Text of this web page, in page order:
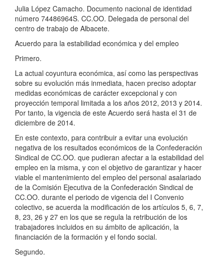
Julia López Camacho. Documento nacional de identidad
número 74486964S. CC.OO. Delegada de personal del
centro de trabajo de Albacete.
Acuerdo para la estabilidad económica y del empleo
Primero.
La actual coyuntura económica, así como las perspectivas
sobre su evolución más inmediata, hacen preciso adoptar
medidas económicas de carácter excepcional y con
proyección temporal limitada a los años 2012, 2013 y 2014.
Por tanto, la vigencia de este Acuerdo será hasta el 31 de
diciembre de 2014.
En este contexto, para contribuir a evitar una evolución
negativa de los resultados económicos de la Confederación
Sindical de CC.OO. que pudieran afectar a la estabilidad del
empleo en la misma, y con el objetivo de garantizar y hacer
viable el mantenimiento del empleo del personal asalariado
de la Comisión Ejecutiva de la Confederación Sindical de
CC.OO. durante el periodo de vigencia del I Convenio
colectivo, se acuerda la modificación de los artículos 5, 6, 7,
8, 23, 26 y 27 en los que se regula la retribución de los
trabajadores incluidos en su ámbito de aplicación, la
financiación de la formación y el fondo social.
Segundo.